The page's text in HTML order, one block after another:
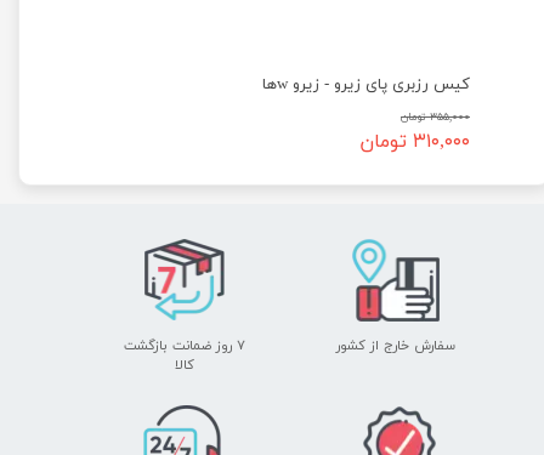
کیس رزبری پای زیرو - زیرو wها
۳۵۵,۰۰۰ تومان
۳۱۰,۰۰۰ تومان
سفارش خارج از کشور
۷ روز ضمانت بازگشت
​​​​​​​کالا